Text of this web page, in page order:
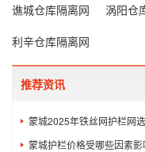
谯城仓库隔离网 涡阳仓
利辛仓库隔离网
推荐资讯
蒙城2025年铁丝网护栏网
蒙城护栏价格受哪些因素